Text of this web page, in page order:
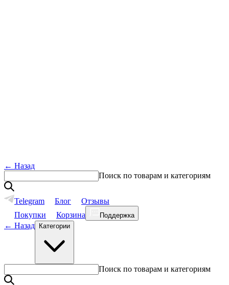
← Назад
Поиск по товарам и категориям
Telegram Блог
Отзывы
Покупки
Корзина Поддержка
← Назад Категории
Поиск по товарам и категориям